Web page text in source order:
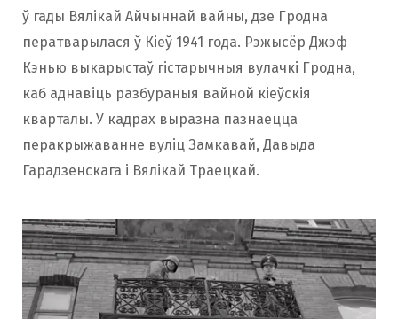
ў гады Вялікай Айчыннай вайны, дзе Гродна
ператварылася ў Кіеў 1941 года. Рэжысёр Джэф
Кэнью выкарыстаў гістарычныя вулачкі Гродна,
каб аднавіць разбураныя вайной кіеўскія
кварталы. У кадрах выразна пазнаецца
перакрыжаванне вуліц Замкавай, Давыда
Гарадзенскага і Вялікай Траецкай.